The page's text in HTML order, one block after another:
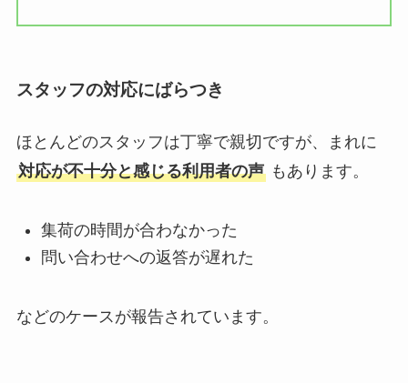
スタッフの対応にばらつき
ほとんどのスタッフは丁寧で親切ですが、まれに
対応が不十分と感じる利用者の声もあります。
集荷の時間が合わなかった
問い合わせへの返答が遅れた
などのケースが報告されています。